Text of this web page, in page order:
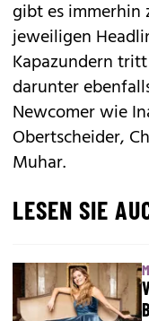
gibt es immerhin
jeweiligen
Kapazundern
darunter
Newcomer wie
Obertscheider,
Muhar.
LESEN SIE